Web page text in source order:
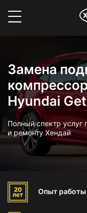
Замена
Hyundai
Полный спектр услуг
и ремонту Хендай
Опыт работы